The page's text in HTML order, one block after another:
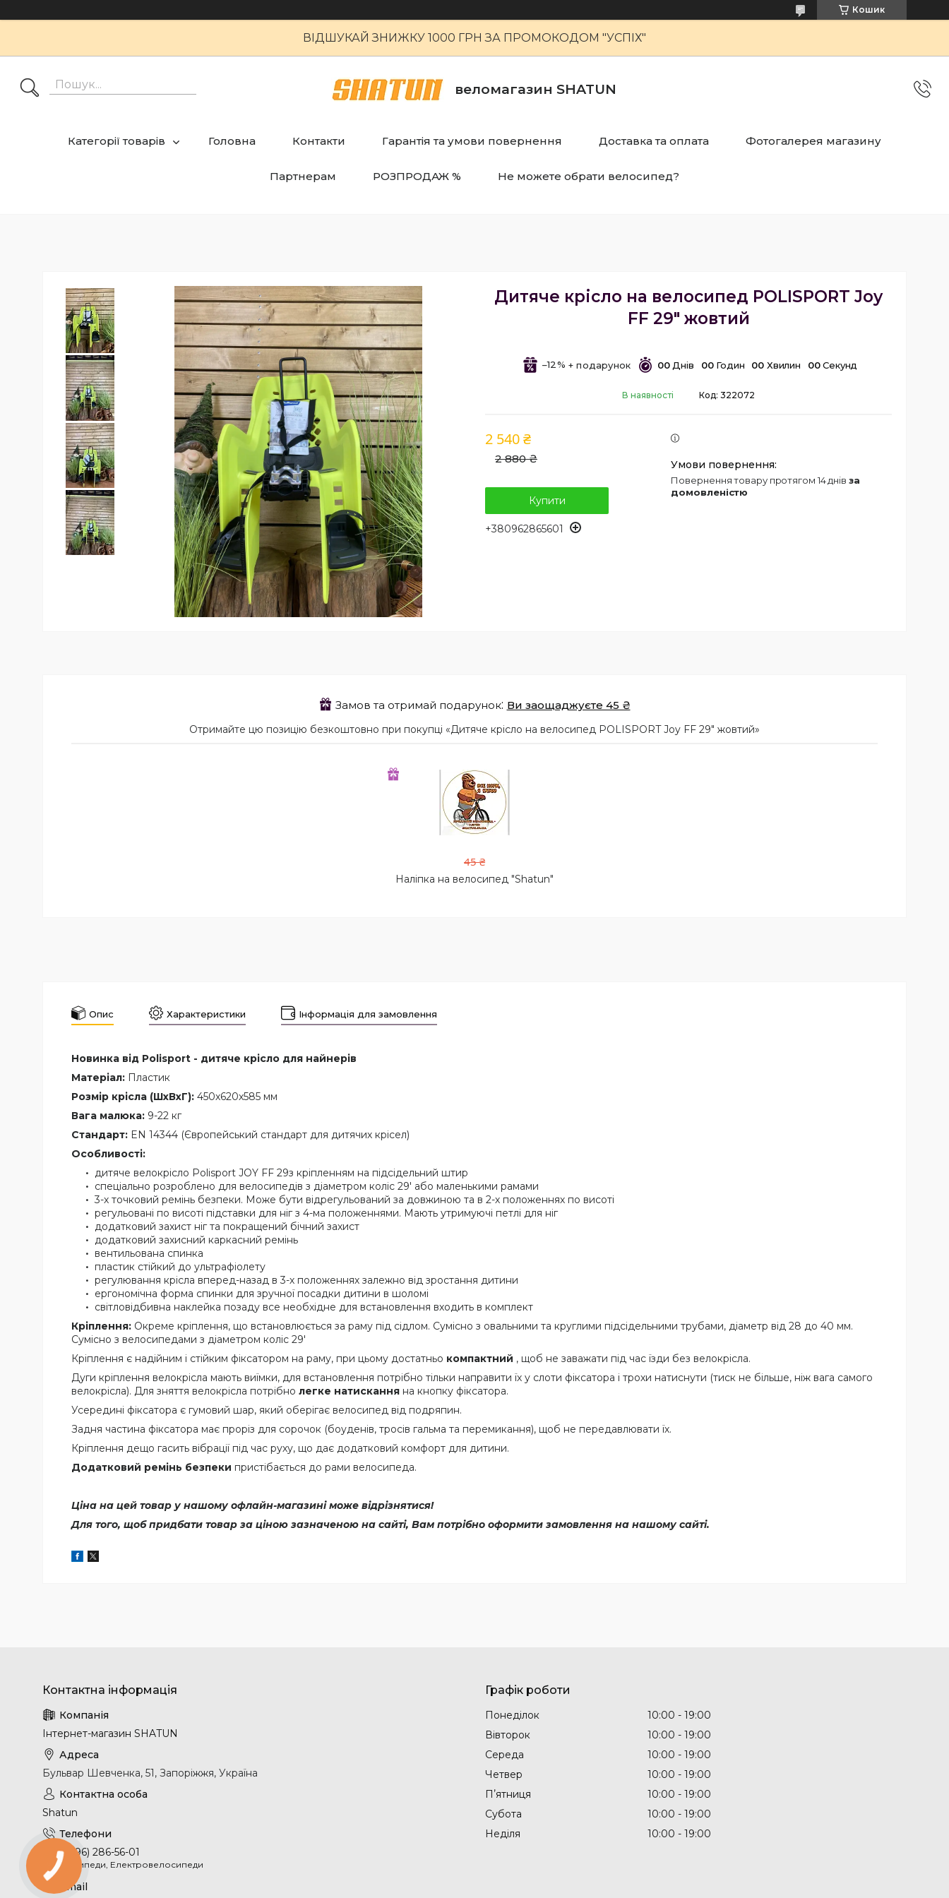
Кошик
ВІДШУКАЙ ЗНИЖКУ 1000 ГРН ЗА ПРОМОКОДОМ "УСПІХ"
веломагазин SHATUN
Категорії товарів Головна Контакти Гарантія та умови повернення Доставка та оплата Фотогалерея магазину
Партнерам РОЗПРОДАЖ % Не можете обрати велосипед?
Дитяче крісло на велосипед POLISPORT Joy
FF 29" жовтий
–12% 00 Днів 00 Годин 00 Хвилин 00 Секунд
В наявності Код: 322072
2 880 ₴
2 540 ₴
Купити
+380962865601
повернення товару протягом 14 днів за
домовленістю
Замов та отримай подарунок Ви заощаджуєте 45 ₴
Отримайте цю позицію безкоштовно при покупці «Дитяче крісло на велосипед POLISPORT Joy FF 29" жовтий»
45 ₴
Наліпка на велосипед "Shatun"
Опис Характеристики Інформація для замовлення
Новинка від Polisport - дитяче крісло для найнерів
Матеріал: Пластик
Розмір крісла (ШхВхГ): 450х620х585 мм
Вага малюка: 9-22 кг
Стандарт: EN 14344 (Європейський стандарт для дитячих крісел)
Особливості:
дитяче велокрісло Polisport JOY FF 29з кріпленням на підсідельний штир
спеціально розроблено для велосипедів з діаметром коліс 29' або маленькими рамами
3-х точковий ремінь безпеки. Може бути відрегульований за довжиною та в 2-х положеннях по висоті
регульовані по висоті підставки для ніг з 4-ма положеннями. Мають утримуючі петлі для ніг
додатковий захист ніг та покращений бічний захист
додатковий захисний каркасний ремінь
вентильована спинка
пластик стійкий до ультрафіолету
регулювання крісла вперед-назад в 3-х положеннях залежно від зростання дитини
ергономічна форма спинки для зручної посадки дитини в шоломі
світловідбивна наклейка позаду все необхідне для встановлення входить в комплект
Кріплення: Окреме кріплення, що встановлюється за раму під сідлом. Сумісно з овальними та круглими підсідельними трубами, діаметр від 28 до 40 мм.
Сумісно з велосипедами з діаметром коліс 29'
Кріплення є надійним і стійким фіксатором на раму, при цьому достатньо компактний , щоб не заважати під час їзди без велокрісла.
Дуги кріплення велокрісла мають виїмки, для встановлення потрібно тільки направити їх у слоти фіксатора і трохи натиснути (тиск не більше, ніж вага самого
велокрісла). Для зняття велокрісла потрібно легке натискання на кнопку фіксатора.
Усередині фіксатора є гумовий шар, який оберігає велосипед від подряпин.
Задня частина фіксатора має проріз для сорочок (боуденів, тросів гальма та перемикання), щоб не передавлювати їх.
Кріплення дещо гасить вібрації під час руху, що дає додатковий комфорт для дитини.
Додатковий ремінь безпеки пристібається до рами велосипеда.
Ціна на цей товар у нашому офлайн-магазині може відрізнятися!
Для того, щоб придбати товар за ціною зазначеною на сайті, Вам потрібно оформити замовлення на нашому сайті.
Інтернет-магазин SHATUN
Бульвар Шевченка, 51, Запоріжжя, Україна
Shatun
+380 (96) 286-56-01
Велосипеди, Електровелосипеди
Графік роботи
Понеділок 10:00
19:00
Вівторок
10:00
19:00
Середа
10:00
19:00
Четвер
10:00
19:00
Пʼятниця
10:00
19:00
Субота
10:00
19:00
Неділя
10:00 19:00